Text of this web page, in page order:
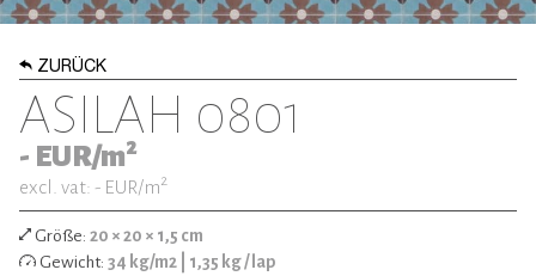
ZURÜCK
ASILAH 0801
- EUR/m2
excl. vat: - EUR/m2
Größe: 20 × 20 × 1,5 cm
Gewicht: 34 kg/m2 | 1,35 kg / lap